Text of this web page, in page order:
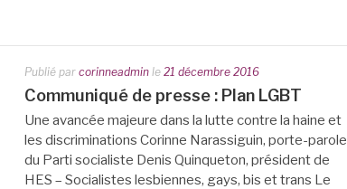
Publié par corinneadmin le 21 décembre 2016
Communiqué de presse : Plan LGBT
Une avancée majeure dans la lutte contre la haine et
les discriminations Corinne Narassiguin, porte-parole
du Parti socialiste Denis Quinqueton, président de
HES – Socialistes lesbiennes, gays, bis et trans Le